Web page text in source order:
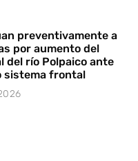
preventivamente a
por aumento del
del río Polpaico ante
sistema frontal